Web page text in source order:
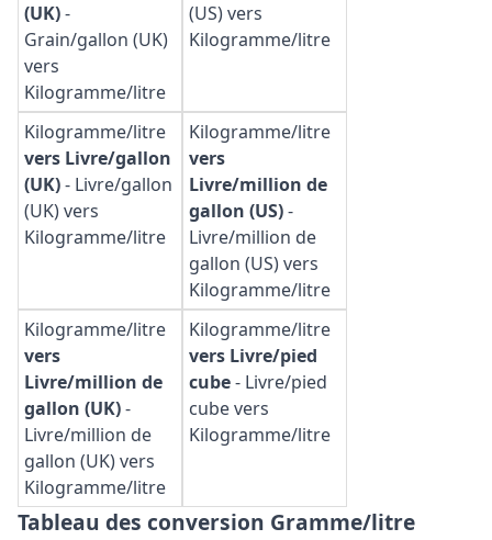
(UK)-
Grain/gallon (UK)
vers
Kilogramme/litre
(US) vers
Kilogramme/litre
Kilogramme/litre
vers Livre/gallon
(UK)- Livre/gallon
(UK) vers
Kilogramme/litre
Kilogramme/litre
vers
Livre/million de
gallon (US)-
Livre/million de
gallon (US) vers
Kilogramme/litre
Kilogramme/litre
vers
Livre/million de
gallon (UK)-
Livre/million de
gallon (UK) vers
Kilogramme/litre
Kilogramme/litre
vers Livre/pied
cube- Livre/pied
cube vers
Kilogramme/litre
Tableau des conversion Gramme/litre